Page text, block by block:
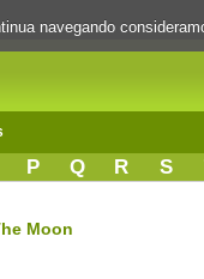
P Q R S
Moon
navegando